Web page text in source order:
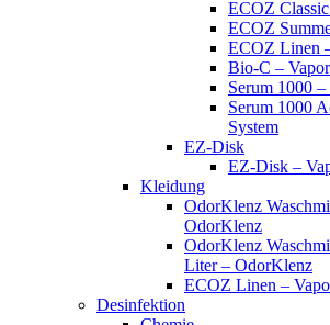
ECOZ
ECOZ
ECOZ Linen
Bio-C –
Serum 1000
Serum 1000
System
EZ-Disk
EZ-Disk –
Kleidung
OdorKlenz
OdorKlenz
OdorKlenz
Liter – OdorKlenz
ECOZ Linen –
Desinfektion